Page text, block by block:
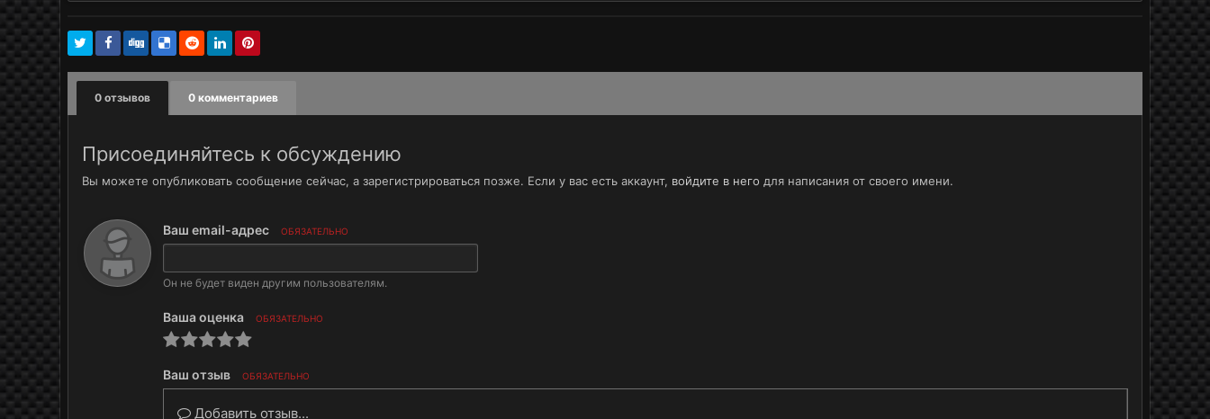
0 отзывов 0 комментариев
Присоединяйтесь к обсуждению
Вы можете опубликовать сообщение сейчас, а зарегистрироваться позже. Если у вас есть аккаунт, войдите в него для написания от своего имени.
Ваш email-адрес ОБЯЗАТЕЛЬНО
Он не будет виден другим пользователям.
Ваша оценка ОБЯЗАТЕЛЬНО
Ваш отзыв ОБЯЗАТЕЛЬНО
Добавить отзыв...